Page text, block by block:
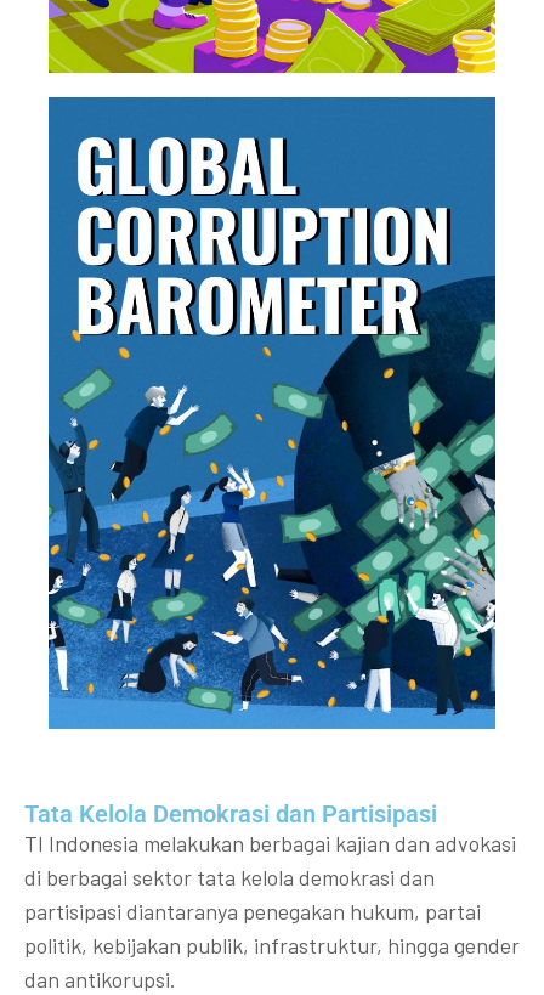
Tata Kelola Demokrasi dan Partisipasi​
TI Indonesia melakukan berbagai kajian dan advokasi
di berbagai sektor tata kelola demokrasi dan
partisipasi diantaranya penegakan hukum, partai
politik, kebijakan publik, infrastruktur, hingga gender
dan antikorupsi.